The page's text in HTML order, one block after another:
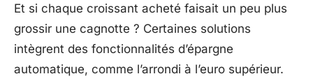
Et si chaque croissant acheté faisait un peu plus
grossir une cagnotte ? Certaines solutions
intègrent des fonctionnalités d’épargne
automatique, comme l’arrondi à l’euro supérieur.